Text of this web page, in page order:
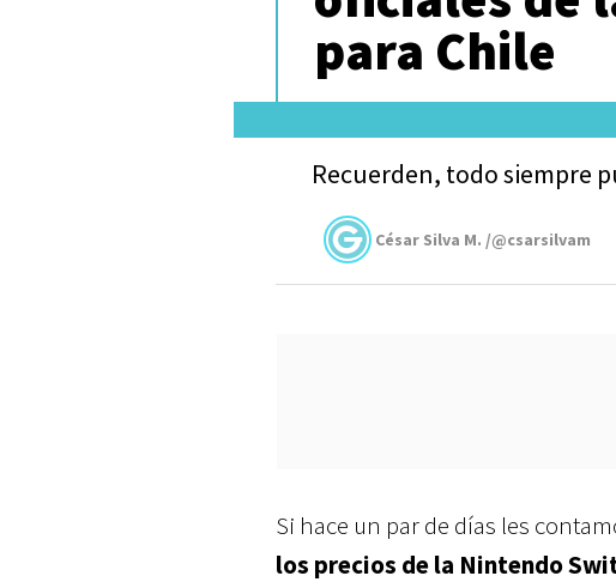
para Chile
Recuerden, todo siempre
César Silva M. /@csarsilvam
Si hace un par de días les
los precios de la Nintendo